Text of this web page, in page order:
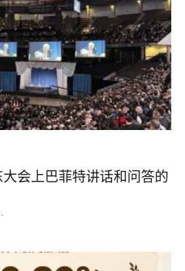
会上巴菲特讲话和问答的